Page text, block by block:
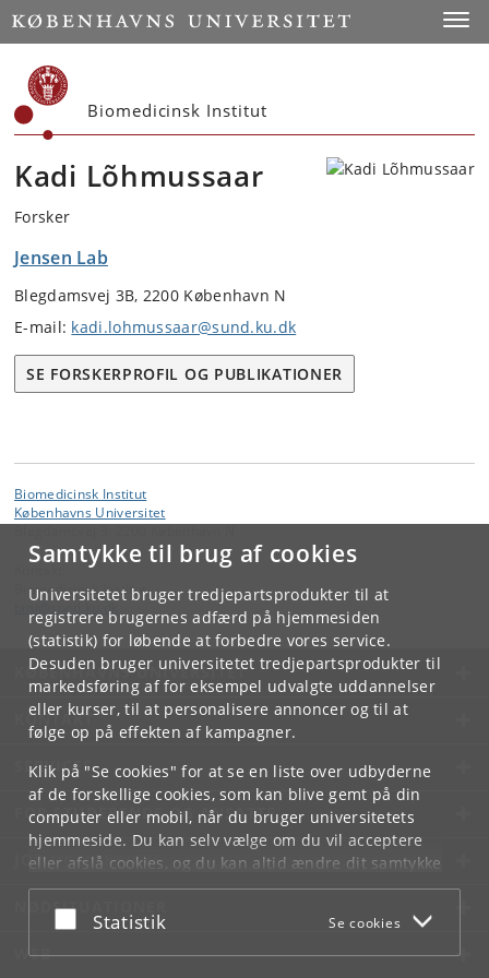
Samtykke til brug af cookies
Universitetet bruger tredjepartsprodukter til at
registrere brugernes adfærd på hjemmesiden
(statistik) for løbende at forbedre vores service.
Desuden bruger universitetet tredjepartsprodukter til
markedsføring af for eksempel udvalgte uddannelser
eller kurser, til at personalisere annoncer og til at
følge op på effekten af kampagner.
Klik på "Se cookies" for at se en liste over udbyderne
af de forskellige cookies, som kan blive gemt på din
computer eller mobil, når du bruger universitetets
hjemmeside. Du kan selv vælge om du vil acceptere
eller afslå cookies, og du kan altid ændre dit samtykke
underCookie- og privatlivspolitiksom du finder i
bunden af hver side.
Acceptér eller afslå
Statistik Se cookies
Start
Biomedicinsk Institut
Kadi Lõhmussaar
Forsker
Jensen Lab
Blegdamsvej 3B, 2200 København N
E-mail: kadi.lohmussaar@sund.ku.dk
SE FORSKERPROFIL OG PUBLIKATIONER
Biomedicinsk Institut
Københavns Universitet
Biomedicinsk Institut
KØBENHAVNS UNIVERSITET
KONTAKT
SERVICES
FOR STUDERENDE OG ANSATTE
JOB OG KARRIERE
NØDSITUATIONER
WEB